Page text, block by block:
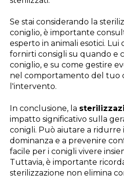
Se stai considerando la
coniglio, è importante
esperto in animali esotici. Lui
fornirti consigli su quando e
coniglio, e su come gestire
nel comportamento del tuo
l'intervento.
In conclusione, la
impatto significativo sulla
conigli. Può aiutare a
dominanza e a prevenire
facile per i conigli vivere
Tuttavia, è importante
sterilizzazione non elimina